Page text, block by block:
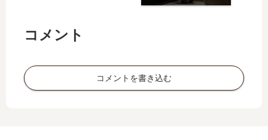
コメント
コメントを書き込む